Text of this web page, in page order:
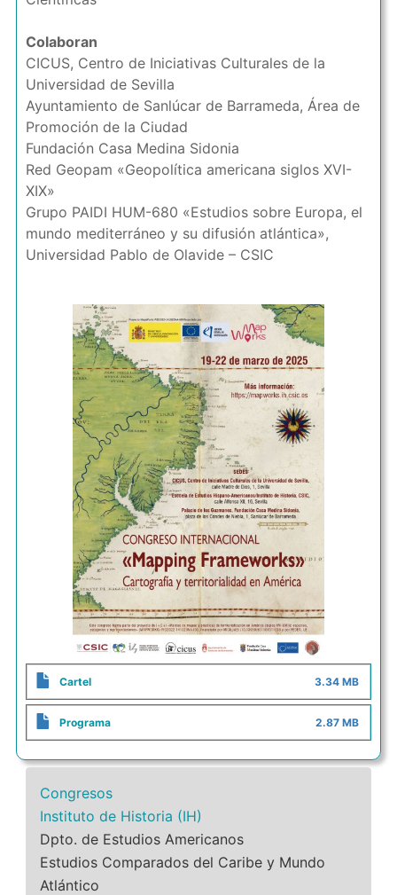
Colaboran
CICUS, Centro de Iniciativas Culturales de la
Universidad de Sevilla
Ayuntamiento de Sanlúcar de Barrameda, Área de
Promoción de la Ciudad
Fundación Casa Medina Sidonia
Red Geopam «Geopolítica americana siglos XVI-
XIX»
Grupo PAIDI HUM-680 «Estudios sobre Europa, el
mundo mediterráneo y su difusión atlántica»,
Universidad Pablo de Olavide – CSIC
Cartel 3.34 MB
Programa 2.87 MB
Congresos
Instituto de Historia (IH)
Dpto. de Estudios Americanos
Estudios Comparados del Caribe y Mundo
Atlántico